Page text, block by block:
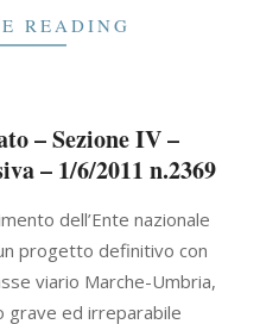
READING
– Sezione IV –
– 1/6/2011 n.2369
dell’Ente nazionale
progetto definitivo con
viario Marche-Umbria,
grave ed irreparabile